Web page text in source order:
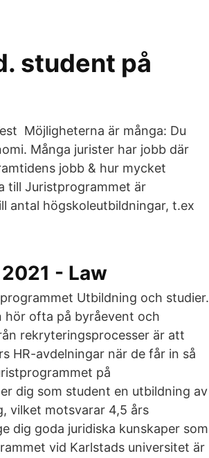
student på
Möjligheterna är många: Du
Många jurister har jobb där
jobb & hur mycket
till Juristprogrammet är
antal högskoleutbildningar, t.ex
- Law
Utbildning och studier.
hör ofta på byråevent och
rekryteringsprocesser är att
HR-avdelningar när de får in så
på
dig som student en utbildning av
vilket motsvarar 4,5 års
dig goda juridiska kunskaper som
vid Karlstads universitet är